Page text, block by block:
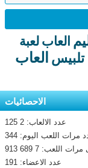
العاب لعبة
تلبيس العاب
الاحصائيات
عدد الالعاب: 2 125
مرات اللعب اليوم: 344
اللعب: 7 689 913
عدد الاعضاء: 191